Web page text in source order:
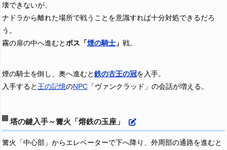
壊できないが、
ナドラから離れた場所で戦うことを意識すれば十分対処できるだろ
う。
霧の扉の中へ進むとボス「煙の騎士 」 戦。
煙の騎士を倒し、奥へ進むと鉄の古王の冠を入手。
入手すると 王の記憶のNPC 「ヴァンクラッド」の会話が増える。
塔の鍵入手～篝火「熔鉄の玉座」
篝火「中心部」からエレベーターで下へ降り、外周部の通路を進むと